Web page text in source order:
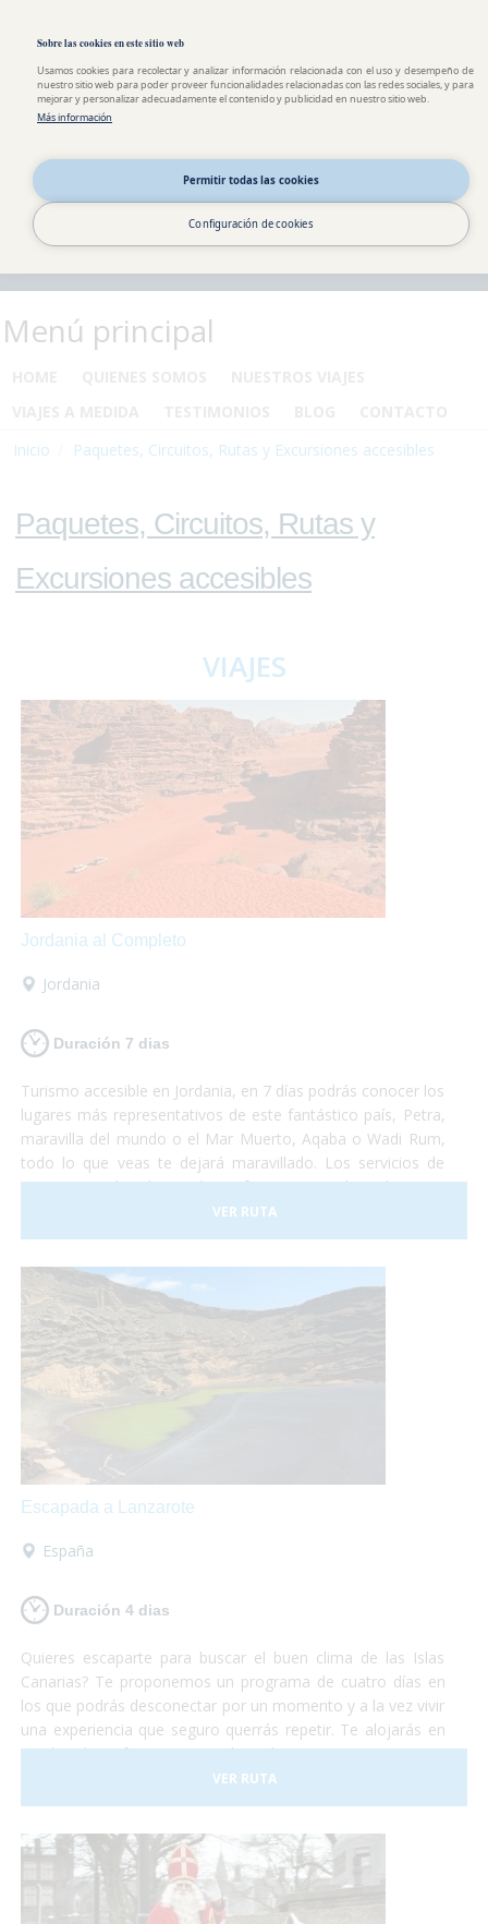
Sobre las cookies en este sitio web
Usamos cookies para recolectar y analizar información relacionada con el uso y desempeño de
nuestro sitio web para poder proveer funcionalidades relacionadas con las redes sociales, y para
mejorar y personalizar adecuadamente el contenido y publicidad en nuestro sitio web.
Más información
Permitir todas las cookies
Configuración de cookies
Menú principal
Inicio
Paquetes, Circuitos, Rutas y Excursiones accesibles
Paquetes, Circuitos, Rutas y
Excursiones accesibles
VIAJES
Jordania al Completo
Jordania
Duración 7 dias
Turismo accesible en Jordania, en 7 días podrás conocer los
lugares más representativos de este fantástico país, Petra,
maravilla del mundo o el Mar Muerto, Aqaba o Wadi Rum,
todo lo que veas te dejará maravillado. Los servicios de
transporte y hoteles están perfectamente adaptados para
personas con problemas de movilidad. Jordania te espera,
quieres visitarla?
VER RUTA
Escapada a Lanzarote
España
Duración 4 dias
Quieres escaparte para buscar el buen clima de las Islas
Canarias? Te proponemos un programa de cuatro días en
los que podrás desconectar por un momento y a la vez vivir
una experiencia que seguro querrás repetir. Te alojarás en
un hotel perfectamente adaptado para personas con
problemas de movilidad y desde allí podrás realizar
excursiones, paseos, ir a la playa o simplemente descansar
perder?
VER RUTA